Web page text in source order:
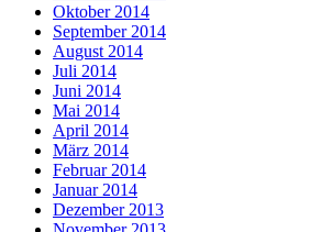
Oktober 2014
September 2014
August 2014
Juli 2014
Juni 2014
Mai 2014
April 2014
März 2014
Februar 2014
Januar 2014
Dezember 2013